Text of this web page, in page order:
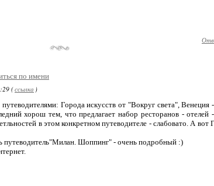
по имени
(ссылка )
Города искусств от "Вокруг света",
хорош тем, что предлагает набор ресторанов -
в этом конкретном путеводителе - слабовато. А вот
путеводитель"Милан. Шоппинг" - очень подробный :)